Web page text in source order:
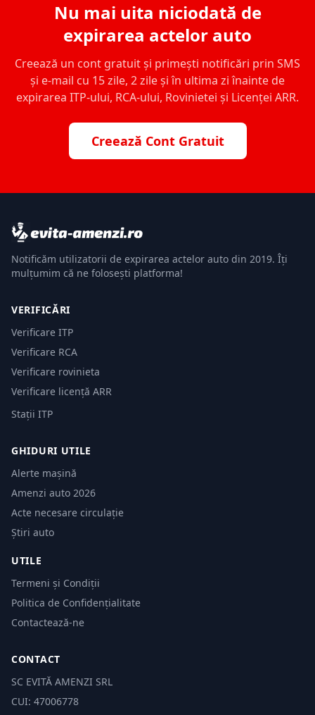
Nu mai uita niciodată de
expirarea actelor auto
Creează un cont gratuit și primești notificări prin SMS
și e-mail cu 15 zile, 2 zile și în ultima zi înainte de
expirarea ITP-ului, RCA-ului, Rovinietei și Licenței ARR.
Creează Cont Gratuit
Notificăm utilizatorii de expirarea actelor auto din 2019. Îți
mulțumim că ne folosești platforma!
VERIFICĂRI
Verificare ITP
Verificare RCA
Verificare rovinieta
Verificare licență ARR
Stații ITP
GHIDURI UTILE
Alerte mașină
Amenzi auto 2026
Acte necesare circulație
Știri auto
UTILE
Termeni și Condiții
Politica de Confidențialitate
Contactează-ne
CONTACT
SC EVITĂ AMENZI SRL
CUI: 47006778